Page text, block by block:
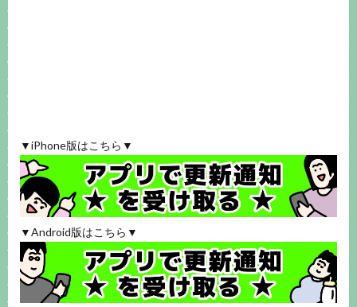
▼iPhone版はこちら▼
▼Android版はこちら▼